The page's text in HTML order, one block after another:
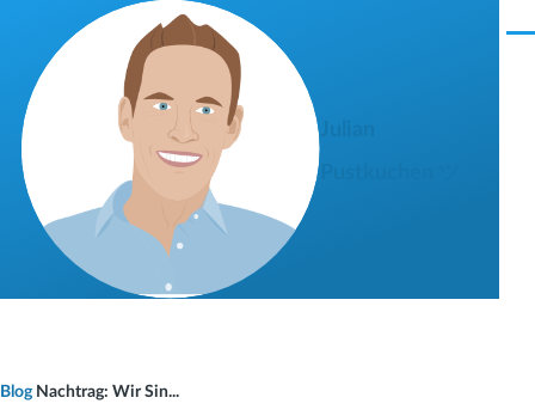
Direkt zum Inhalt
M
Blog Nachtrag: Wir Sin...